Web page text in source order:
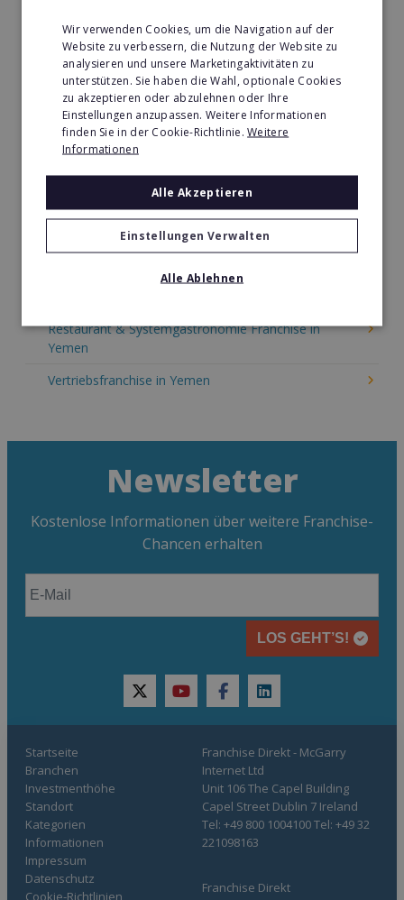
Tier- & Zoobedarf Franchise in Yemen
Immobilien Franchise in Yemen
Kinder & Erziehung Franchise in Yemen
Kosmetik Franchise in Yemen
Medien & Werbung Franchise in Yemen
Möbel & Einrichtung Franchise in Yemen
Restaurant & Systemgastronomie Franchise in
Yemen
Vertriebsfranchise in Yemen
Newsletter
Kostenlose Informationen über weitere Franchise-
Chancen erhalten
LOS GEHT’S!
twitteryoutubefacebooklinkedin
Startseite
Branchen
Investmenthöhe
Standort
Kategorien
Informationen
Franchise Direkt
Impressum
Datenschutz
Cookie-Richtlinien
Franchise Direkt - McGarry
Internet Ltd
Unit 106 The Capel Building
Capel Street Dublin 7 Ireland
Tel: +49 800 1004100 Tel: +49 32
221098163
Wir verwenden Cookies, um die Navigation auf der
Website zu verbessern, die Nutzung der Website zu
analysieren und unsere Marketingaktivitäten zu
unterstützen. Sie haben die Wahl, optionale Cookies
zu akzeptieren oder abzulehnen oder Ihre
Einstellungen anzupassen. Weitere Informationen
finden Sie in der Cookie-Richtlinie.Weitere
Informationen
Alle Akzeptieren
Einstellungen Verwalten
Alle Ablehnen